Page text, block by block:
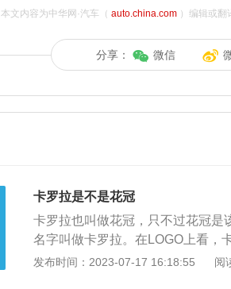
本文内容为中华网·汽车（ auto.china.com）编辑或翻
分享： 微信
卡罗拉是不是花冠
卡罗拉也叫做花冠，只不过花冠是
名字叫做卡罗拉。在LOGO上看，
尾的标志为COROLLAEX。卡罗拉
发布时间：2023-07-17 16:18:55 阅